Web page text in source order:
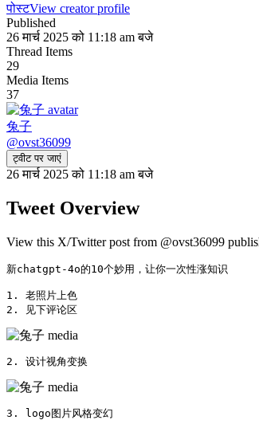
पोस्टView creator profile
Published
26 मार्च 2025 को 11:18 am बजे
Thread Items
29
Media Items
37
兔子
@ovst36099
ट्वीट पर जाएं
26 मार्च 2025 को 11:18 am बजे
Tweet Overview
View this X/Twitter post from @ovst36099
新chatgpt-4o的10个妙用，让你一次性涨知识
1. 老照片上色
2. 见下评论区
2. 设计视角变换
3. logo图片风格变幻